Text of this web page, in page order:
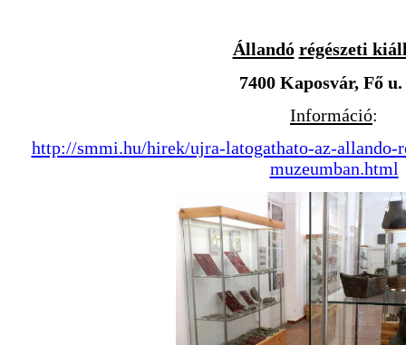
Állandó régészeti
7400 Kaposvár, Fő u.
Információ:
http://smmi.hu/hirek/ujra-latogathato-az-
muzeumban.html